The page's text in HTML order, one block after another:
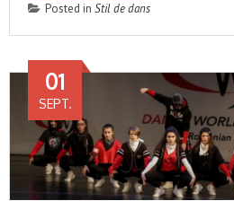
Posted in Stil de dans
01
SEPT.